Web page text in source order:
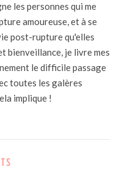
les personnes qui me
amoureuse, et à se
post-rupture qu'elles
bienveillance, je livre mes
le difficile passage
toutes les galères
implique !